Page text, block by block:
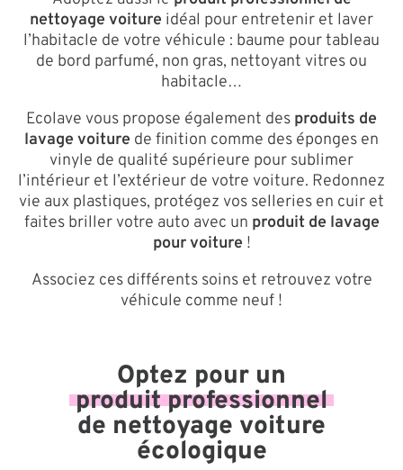
nettoyage voiture idéal pour entretenir et laver
l’habitacle de votre véhicule : baume pour tableau
de bord parfumé, non gras, nettoyant vitres ou
habitacle…
Ecolave vous propose également des produits de
lavage voiture de finition comme des éponges en
vinyle de qualité supérieure pour sublimer
l’intérieur et l’extérieur de votre voiture. Redonnez
vie aux plastiques, protégez vos selleries en cuir et
faites briller votre auto avec un produit de lavage
pour voiture !
Associez ces différents soins et retrouvez votre
véhicule comme neuf !
Optez pour un
produit professionnel
de nettoyage voiture
écologique